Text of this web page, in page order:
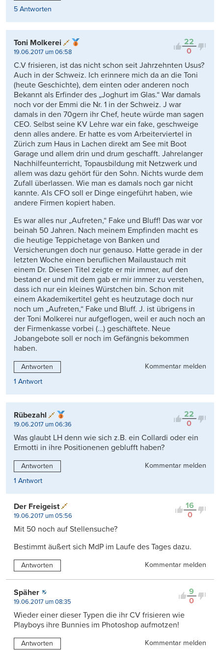
5 Antworten
22
0
Toni Molkerei
19.06.2017 um 06:58
C.V frisieren, ist das nicht schon seit Jahrzehnten Usus?
Auch in der Schweiz. Ich erinnere mich da an die Toni
(heute Geschichte), dem einten oder anderen noch
Bekannt als Erfinder des „Joghurt im Glas.“ War damals
noch vor der Emmi die Nr. 1 in der Schweiz. J war
damals in den 70gern ihr Chef, heute würde man sagen
CEO. Selbst seine KV Lehre war ein fake, geschweige
denn alles andere. Er hatte es vom Arbeiterviertel in
Zürich zum Haus in Lachen direkt am See mit Boot
Garage und allem drin und drum geschafft. Jahrelanger
Nachhilfeunterricht, Topausbildung mit Netzwerk und
allem was dazu gehört für den Sohn. Nichts wurde dem
Zufall überlassen. Wie man es damals noch gar nicht
kannte. Als CFO soll er Dinge eingeführt haben, wie
andere Firmen kopiert haben.
Es war alles nur „Aufreten,“ Fake und Bluff! Das war vor
beinah 50 Jahren. Nach meinem Empfinden macht es
die heutige Teppichetage von Banken und
Versicherungen doch nur genauso. Hatte gerade in der
letzten Woche einen beruflichen Mailaustauch mit
einem Dr. Diesen Titel zeigte er mir immer, auf den
bestand er und mit dem gab er mir immer zu verstehen,
dass ich nur ein kleines Würstchen bin. Schon mit
einem Akademikertitel geht es heutzutage doch nur
noch um „Aufreten,“ Fake und Bluff. J. ist übrigens in
der Toni Molkerei nur aufgeflogen, weil er auch noch an
der Firmenkasse vorbei (…) geschäftete. Neue
Jobangebote soll er noch im Gefängnis bekommen
haben.
Antworten
Kommentar melden
1 Antwort
22
0
Rübezahl
19.06.2017 um 06:36
Was glaubt LH denn wie sich z.B. ein Collardi oder ein
Ermotti in ihre Positionenen geblufft haben?
Antworten
Kommentar melden
1 Antwort
16
0
Der Freigeist
19.06.2017 um 05:56
Mit 50 noch auf Stellensuche?
Bestimmt äußert sich MdP im Laufe des Tages dazu.
Antworten Kommentar melden
9
0
Späher
19.06.2017 um 08:35
Wieder einer dieser Typen die ihr CV frisieren wie
Playboys ihre Bunnies im Photoshop aufmotzen!
Antworten Kommentar melden